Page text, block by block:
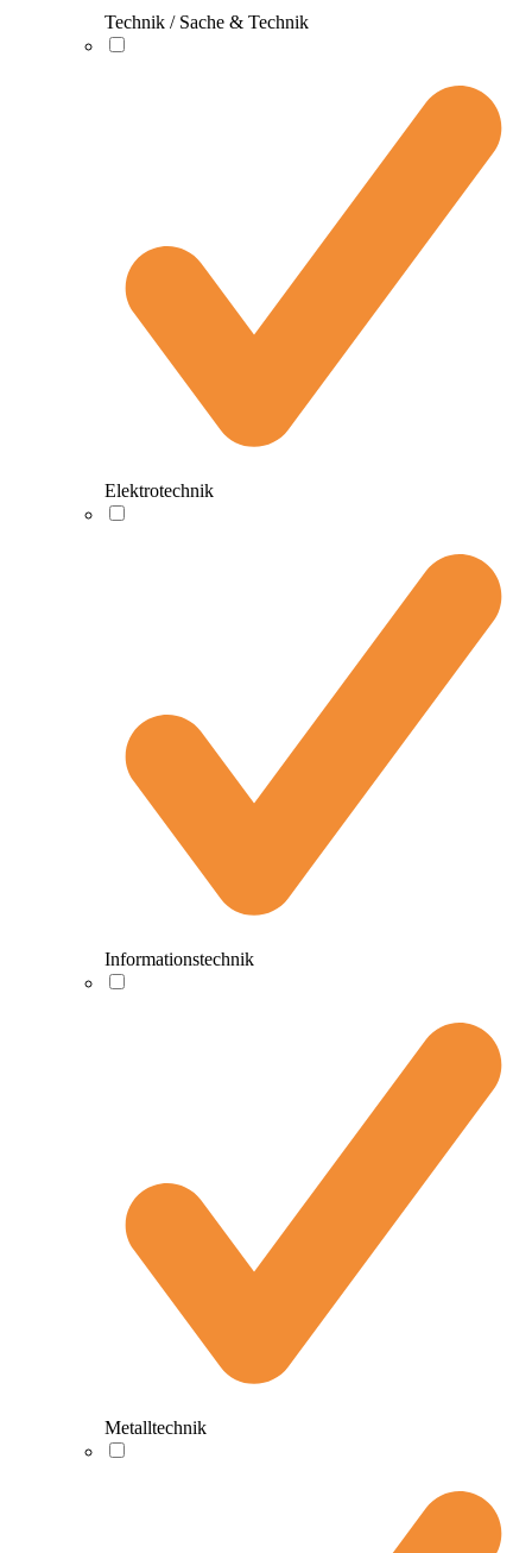
Technik / Sache & Technik
Elektrotechnik
Informationstechnik
Metalltechnik